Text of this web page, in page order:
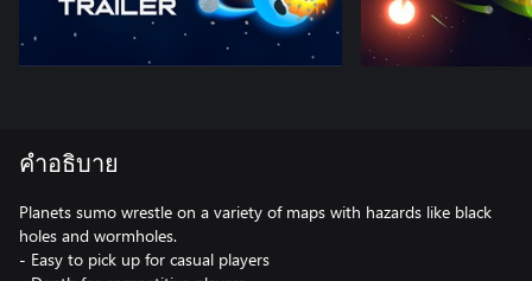
คำอธิบาย
Planets sumo wrestle on a variety of maps with hazards like black
holes and wormholes.
- Easy to pick up for casual players